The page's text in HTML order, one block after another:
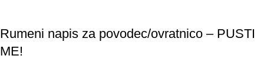
Rumeni napis za povodec/ovratnico – PUSTI
ME!